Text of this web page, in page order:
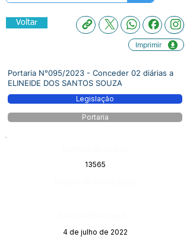
Voltar
Imprimir
Portaria N°095/2023 - Conceder 02 diárias a
ELINEIDE DOS SANTOS SOUZA
Legislação
Portaria
13565
4 de julho de 2022